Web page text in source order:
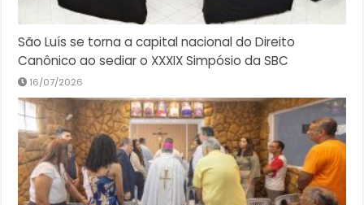
São Luís se torna a capital nacional do Direito
Canônico ao sediar o XXXIX Simpósio da SBC
16/07/2026